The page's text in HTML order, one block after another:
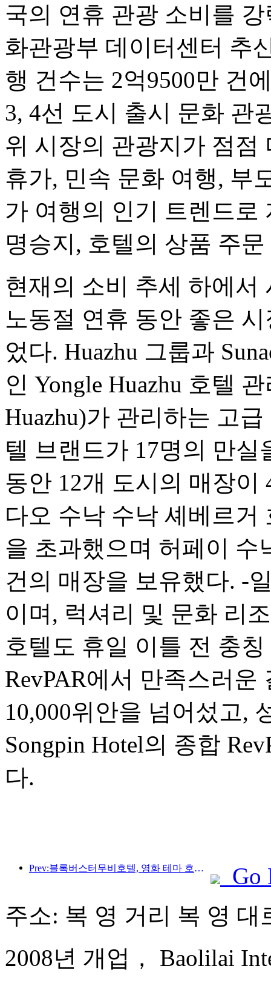
국의 연휴 관광 소비를
화관광부 데이터센터 추
행 건수는 2억9500만 건
3, 4선 도시 출시 문화 관
위 시장의 관광지가 점점
휴가, 민속 문화 여행, 부
가 여행의 인기 트렌드로
명승지, 호텔의 상품 주
현재의 소비 추세 하에서
노동절 연휴 동안 좋은
었다. Huazhu 그룹과
인 Yongle Huazhu 호텔
Huazhu)가 관리하는 고
텔 브랜드가 17명의 만
동안 12개 도시의 매장
다오 수낙 수낙 셰베르거
을 초과했으며 허페이 수
건의 매장을 보유했다. -
이며, 럭셔리 및 문화 리
호텔도 휴일 이틀 전 충칭
RevPAR에서 만족스러
10,000위안을 넘어섰고,
Songpin Hotel의 종합
다.
Prev:블록버스터무비호텔, 영화 테마 호텔 1위, 브랜드 영향력도 업그레이드
Go
주소: 복 영 거리 복 영 대
2008년 개업， Baolilai